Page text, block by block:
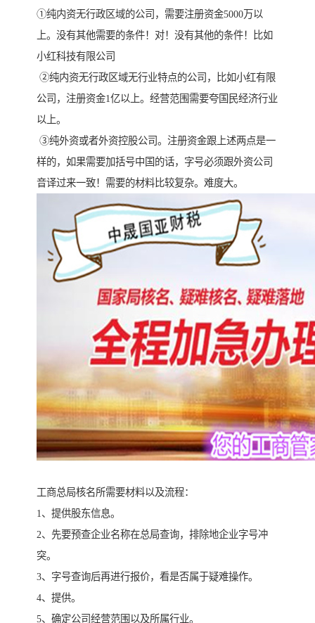
①纯内资无行政区域的公司，需要注册资金5000万以
上。没有其他需要的条件！对！没有其他的条件！比如
小红科技有限公司
②纯内资无行政区域无行业特点的公司，比如小红有限
公司，注册资金1亿以上。经营范围需要夸国民经济行业
以上。
③纯外资或者外资控股公司。注册资金跟上述两点是一
样的，如果需要加括号中国的话，字号必须跟外资公司
音译过来一致！需要的材料比较复杂。难度大。
工商总局核名所需要材料以及流程：
1、提供股东信息。
2、先要预查企业名称在总局查询，排除地企业字号冲
突。
3、字号查询后再进行报价，看是否属于疑难操作。
4、提供。
5、确定公司经营范围以及所属行业。